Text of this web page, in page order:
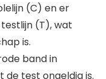
(C) en er
(T), wat
is.
band in
test ongeldig is.